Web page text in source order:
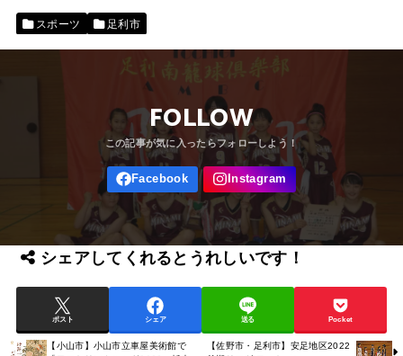
スポーツ 足利市
FOLLOW
シェアしてくれるとうれしいです！
ポスト シェア 送る Pocket
【小山市】小山市立車屋美術館で
【佐野市・足利市】安足地区2022